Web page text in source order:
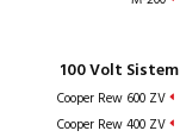
100 Volt Sistem
Cooper Rew 600 ZV
Cooper Rew 400 ZV